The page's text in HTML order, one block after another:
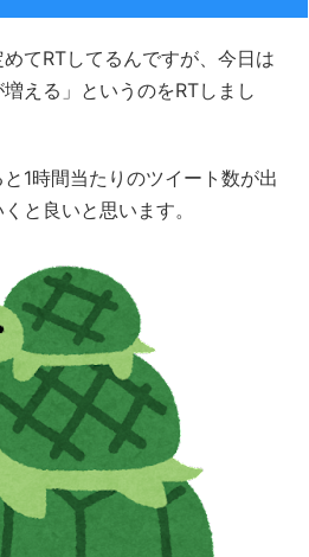
てRTしてるんですが、今日は
増える」というのをRTしまし
1時間当たりのツイート数が出
と良いと思います。